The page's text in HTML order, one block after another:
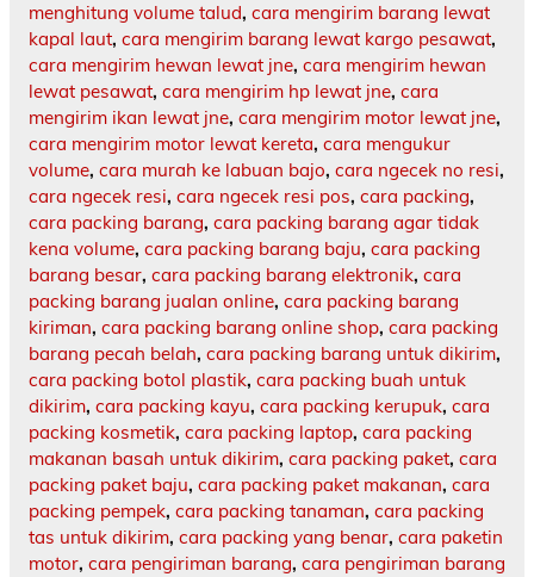
menghitung volume talud, cara mengirim barang lewat
kapal laut, cara mengirim barang lewat kargo pesawat,
cara mengirim hewan lewat jne, cara mengirim hewan
lewat pesawat, cara mengirim hp lewat jne, cara
mengirim ikan lewat jne, cara mengirim motor lewat jne,
cara mengirim motor lewat kereta, cara mengukur
volume, cara murah ke labuan bajo, cara ngecek no resi,
cara ngecek resi, cara ngecek resi pos, cara packing,
cara packing barang, cara packing barang agar tidak
kena volume, cara packing barang baju, cara packing
barang besar, cara packing barang elektronik, cara
packing barang jualan online, cara packing barang
kiriman, cara packing barang online shop, cara packing
barang pecah belah, cara packing barang untuk dikirim,
cara packing botol plastik, cara packing buah untuk
dikirim, cara packing kayu, cara packing kerupuk, cara
packing kosmetik, cara packing laptop, cara packing
makanan basah untuk dikirim, cara packing paket, cara
packing paket baju, cara packing paket makanan, cara
packing pempek, cara packing tanaman, cara packing
tas untuk dikirim, cara packing yang benar, cara paketin
motor, cara pengiriman barang, cara pengiriman barang